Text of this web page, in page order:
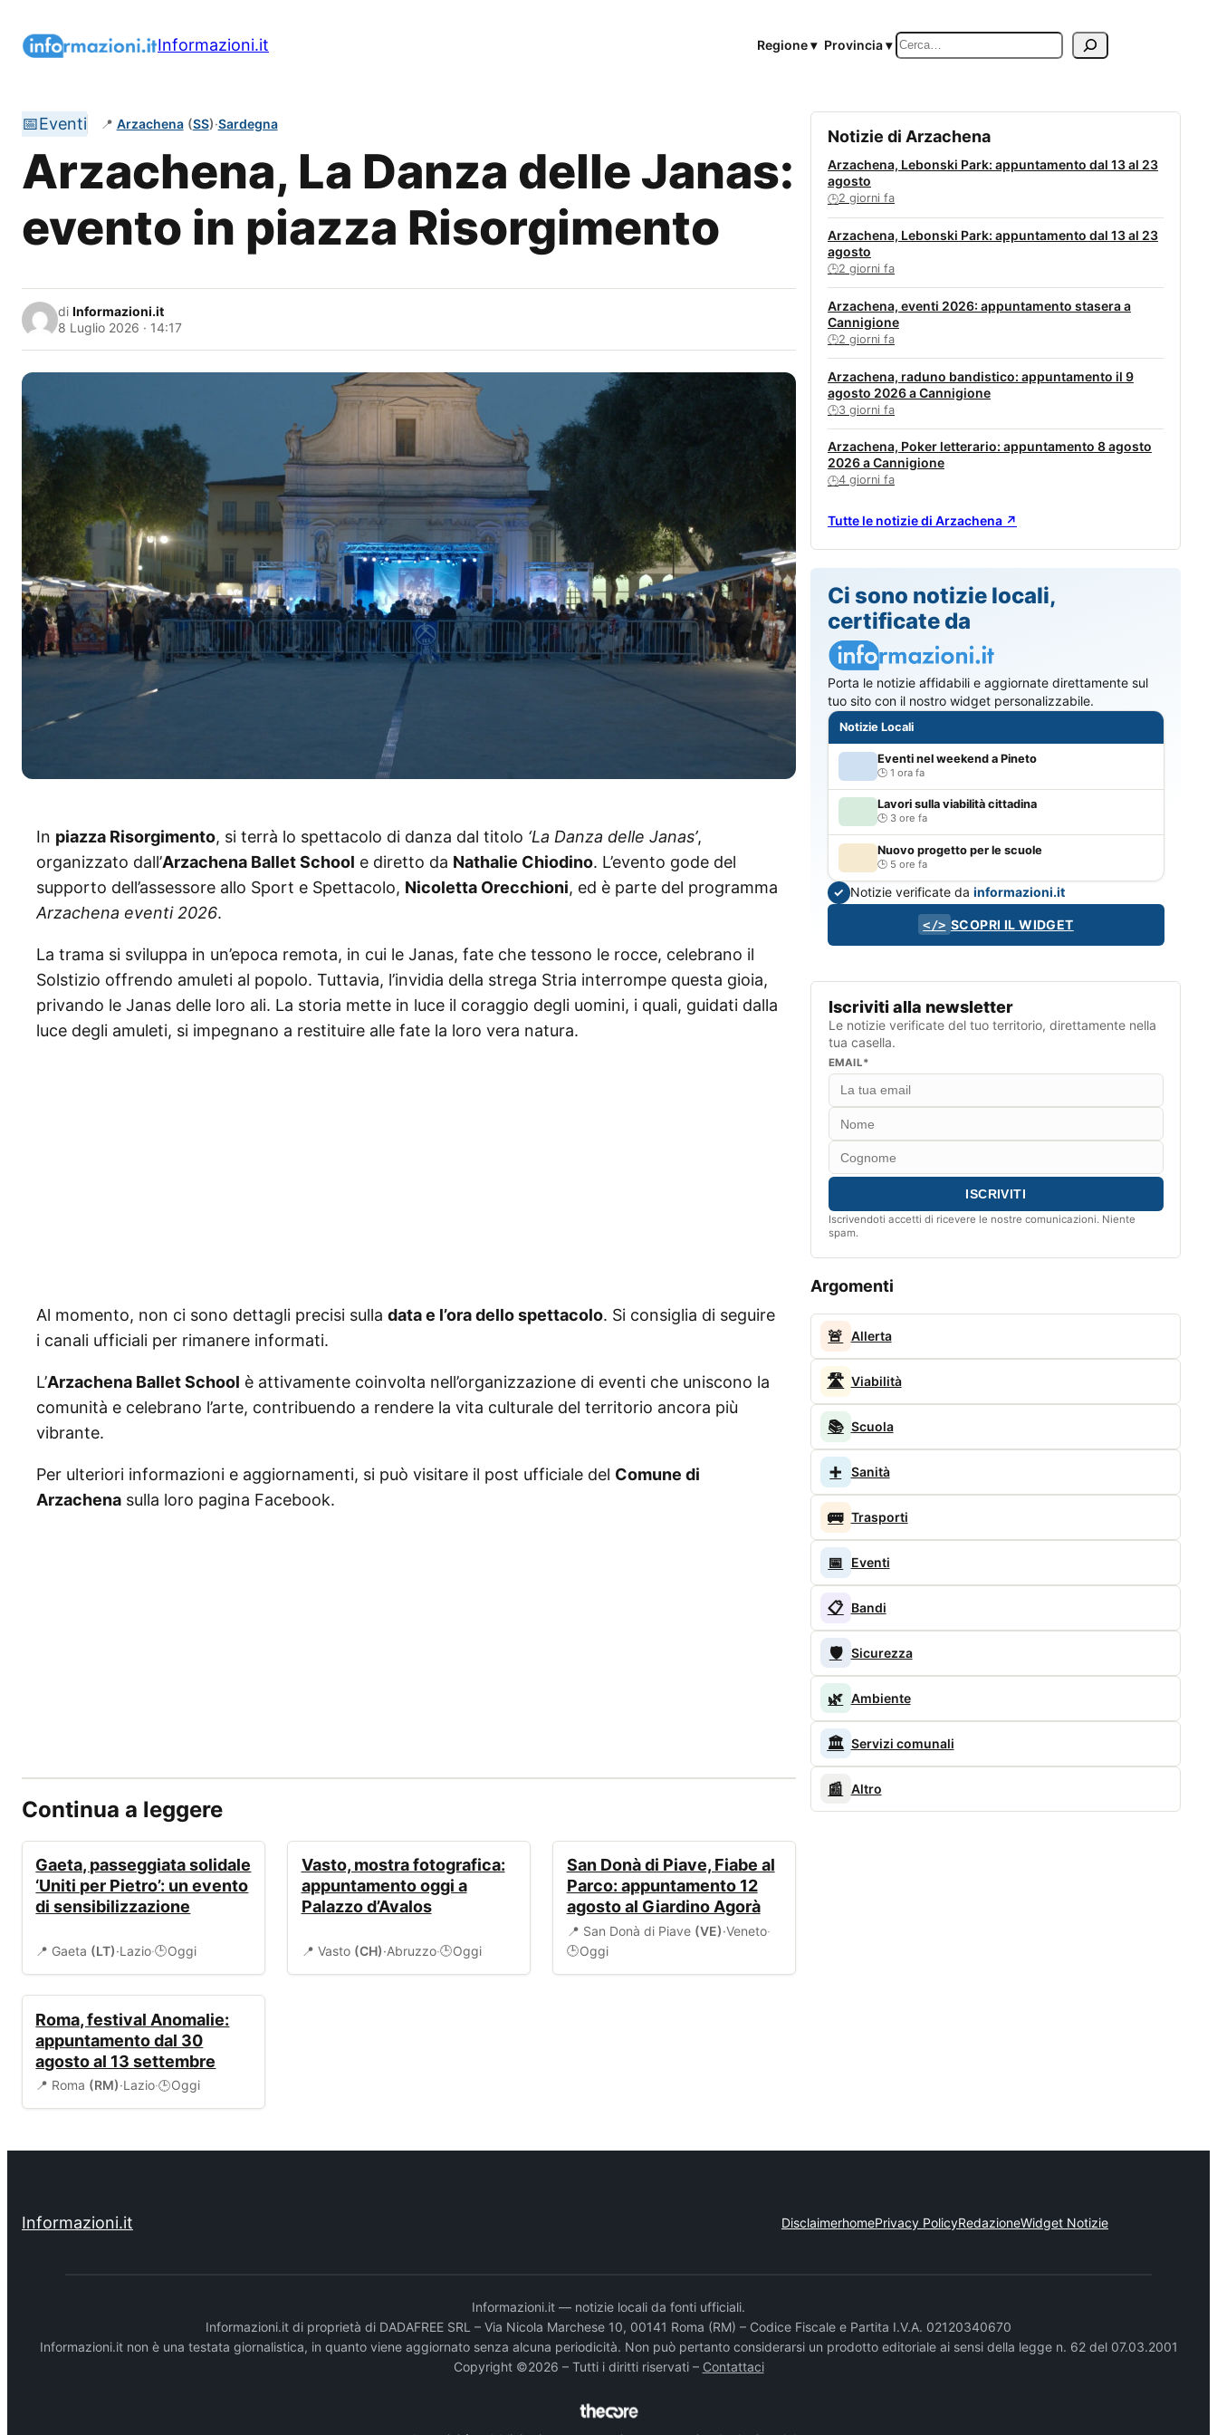
Informazioni.it Regione ▾ Provincia ▾ Cerca
📅Eventi 📍 Arzachena (SS)·Sardegna
Arzachena, La Danza delle Janas:
evento in piazza Risorgimento
di Informazioni.it
8 Luglio 2026 · 14:17
In piazza Risorgimento, si terrà lo spettacolo di danza dal titolo ‘La Danza delle Janas’,
organizzato dall’Arzachena Ballet School e diretto da Nathalie Chiodino. L’evento gode del
supporto dell’assessore allo Sport e Spettacolo, Nicoletta Orecchioni, ed è parte del programma
Arzachena eventi 2026.
La trama si sviluppa in un’epoca remota, in cui le Janas, fate che tessono le rocce, celebrano il
Solstizio offrendo amuleti al popolo. Tuttavia, l’invidia della strega Stria interrompe questa gioia,
privando le Janas delle loro ali. La storia mette in luce il coraggio degli uomini, i quali, guidati dalla
luce degli amuleti, si impegnano a restituire alle fate la loro vera natura.
Al momento, non ci sono dettagli precisi sulla data e l’ora dello spettacolo. Si consiglia di seguire
i canali ufficiali per rimanere informati.
L’Arzachena Ballet School è attivamente coinvolta nell’organizzazione di eventi che uniscono la
comunità e celebrano l’arte, contribuendo a rendere la vita culturale del territorio ancora più
vibrante.
Per ulteriori informazioni e aggiornamenti, si può visitare il post ufficiale del Comune di
Arzachena sulla loro pagina Facebook.
Continua a leggere
Gaeta, passeggiata solidale
‘Uniti per Pietro’: un evento
di sensibilizzazione
📍 Gaeta (LT)·Lazio·🕒Oggi
Vasto, mostra fotografica:
appuntamento oggi a
Palazzo d’Avalos
📍 Vasto (CH)·Abruzzo·🕒Oggi
San Donà di Piave, Fiabe al
Parco: appuntamento 12
agosto al Giardino Agorà
📍 San Donà di Piave (VE)·Veneto·
🕒Oggi
Roma, festival Anomalie:
appuntamento dal 30
agosto al 13 settembre
📍 Roma (RM)·Lazio·🕒Oggi
Notizie di Arzachena
Arzachena, Lebonski Park: appuntamento dal 13 al 23
agosto
🕒2 giorni fa
Arzachena, Lebonski Park: appuntamento dal 13 al 23
agosto
🕒2 giorni fa
Arzachena, eventi 2026: appuntamento stasera a
Cannigione
🕒2 giorni fa
Arzachena, raduno bandistico: appuntamento il 9
agosto 2026 a Cannigione
🕒3 giorni fa
Arzachena, Poker letterario: appuntamento 8 agosto
2026 a Cannigione
🕒4 giorni fa
Tutte le notizie di Arzachena ↗
Ci sono notizie locali,
certificate da
Porta le notizie affidabili e aggiornate direttamente sul
tuo sito con il nostro widget personalizzabile.
Notizie Locali
Eventi nel weekend a Pineto
1 ora fa
Lavori sulla viabilità cittadina
3 ore fa
Nuovo progetto per le scuole
5 ore fa
✓ Notizie verificate da informazioni.it
</> SCOPRI IL WIDGET
Iscriviti alla newsletter
Le notizie verificate del tuo territorio, direttamente nella
tua casella.
EMAIL*
Iscrivendoti accetti di ricevere le nostre comunicazioni. Niente
spam.
Argomenti
🚨 Allerta
🛣️ Viabilità
📚 Scuola
➕ Sanità
🚌 Trasporti
📅 Eventi
📋 Bandi
🛡️ Sicurezza
🌿 Ambiente
🏛️ Servizi comunali
📰 Altro
Informazioni.it DisclaimerhomePrivacy PolicyRedazioneWidget Notizie
Informazioni.it — notizie locali da fonti ufficiali.
Informazioni.it di proprietà di DADAFREE SRL – Via Nicola Marchese 10, 00141 Roma (RM) – Codice Fiscale e Partita I.V.A. 02120340670
Informazioni.it non è una testata giornalistica, in quanto viene aggiornato senza alcuna periodicità. Non può pertanto considerarsi un prodotto editoriale ai sensi della legge n. 62 del 07.03.2001
Copyright ©2026 – Tutti i diritti riservati – Contattaci